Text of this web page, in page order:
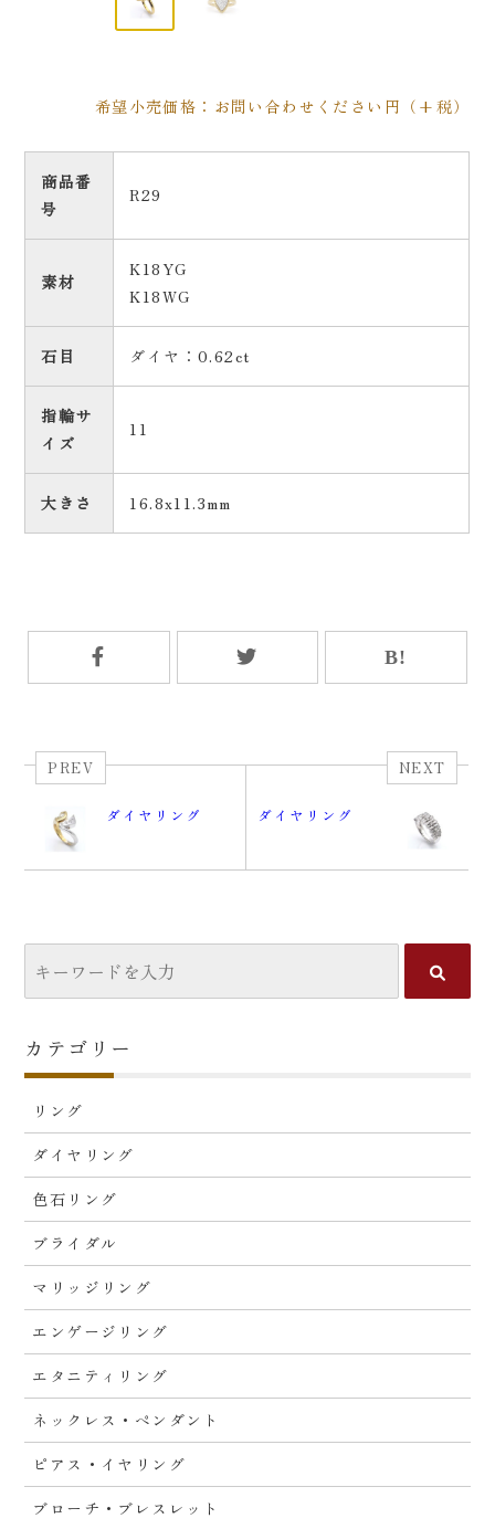
希望小売価格：お問い合わせください円（+税）
商品番
号
R29
素材
K18YG
K18WG
石目 ダイヤ：0.62ct
指輪サ
イズ
11
大きさ 16.8x11.3mm
PREV
ダイヤリング
NEXT
ダイヤリング
カテゴリー
リング
ダイヤリング
色石リング
ブライダル
マリッジリング
エンゲージリング
エタニティリング
ネックレス・ペンダント
ピアス・イヤリング
ブローチ・ブレスレット